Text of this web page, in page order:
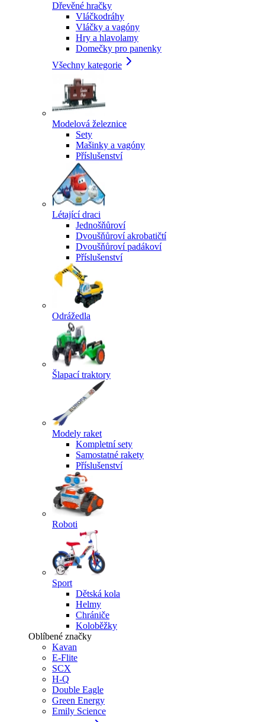
Dřevěné hračky
Vláčkodráhy
Vláčky a vagóny
Hry a hlavolamy
Domečky pro panenky
Všechny kategorie
Modelová železnice
Sety
Mašinky a vagóny
Příslušenství
Létající draci
Jednošňůroví
Dvoušňůroví akrobatičtí
Dvoušňůroví padákoví
Příslušenství
Odrážedla
Šlapací traktory
Modely raket
Kompletní sety
Samostatné rakety
Příslušenství
Roboti
Sport
Dětská kola
Helmy
Chrániče
Koloběžky
Oblíbené značky
Kavan
E-Flite
SCX
H-Q
Double Eagle
Green Energy
Emily Science